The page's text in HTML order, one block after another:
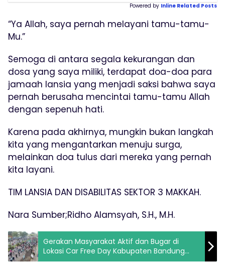
Powered by Inline Related Posts
“Ya Allah, saya pernah melayani tamu-tamu-
Mu.”
Semoga di antara segala kekurangan dan
dosa yang saya miliki, terdapat doa-doa para
jamaah lansia yang menjadi saksi bahwa saya
pernah berusaha mencintai tamu-tamu Allah
dengan sepenuh hati.
Karena pada akhirnya, mungkin bukan langkah
kita yang mengantarkan menuju surga,
melainkan doa tulus dari mereka yang pernah
kita layani.
TIM LANSIA DAN DISABILITAS SEKTOR 3 MAKKAH.
Nara Sumber;Ridho Alamsyah, S.H., M.H.
Gerakan Masyarakat Aktif dan Bugar di
Lokasi Car Free Day Kabupaten Bandung
Tahun 2026